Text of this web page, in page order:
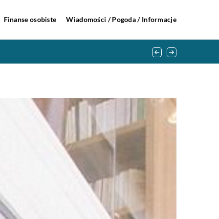
Finanse osobiste Wiadomości / Pogoda / Informacje